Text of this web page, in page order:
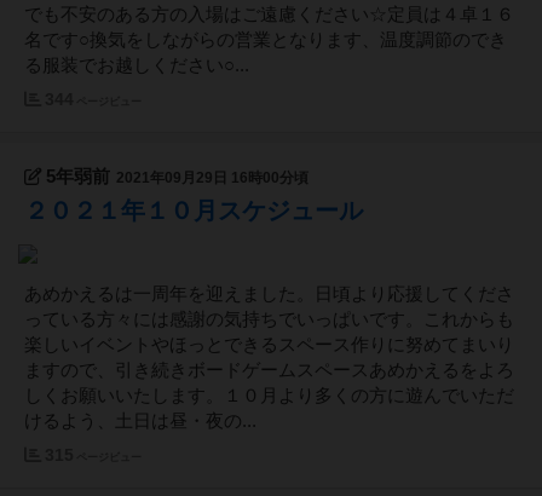
でも不安のある方の入場はご遠慮ください☆定員は４卓１６
名です○換気をしながらの営業となります、温度調節のでき
る服装でお越しください○...
5年弱前 2021年09月29日 16時00分頃
２０２１年１０月スケジュール
あめかえるは一周年を迎えました。日頃より応援してくださ
っている方々には感謝の気持ちでいっぱいです。これからも
楽しいイベントやほっとできるスペース作りに努めてまいり
ますので、引き続きボードゲームスペースあめかえるをよろ
しくお願いいたします。１０月より多くの方に遊んでいただ
けるよう、土日は昼・夜の...